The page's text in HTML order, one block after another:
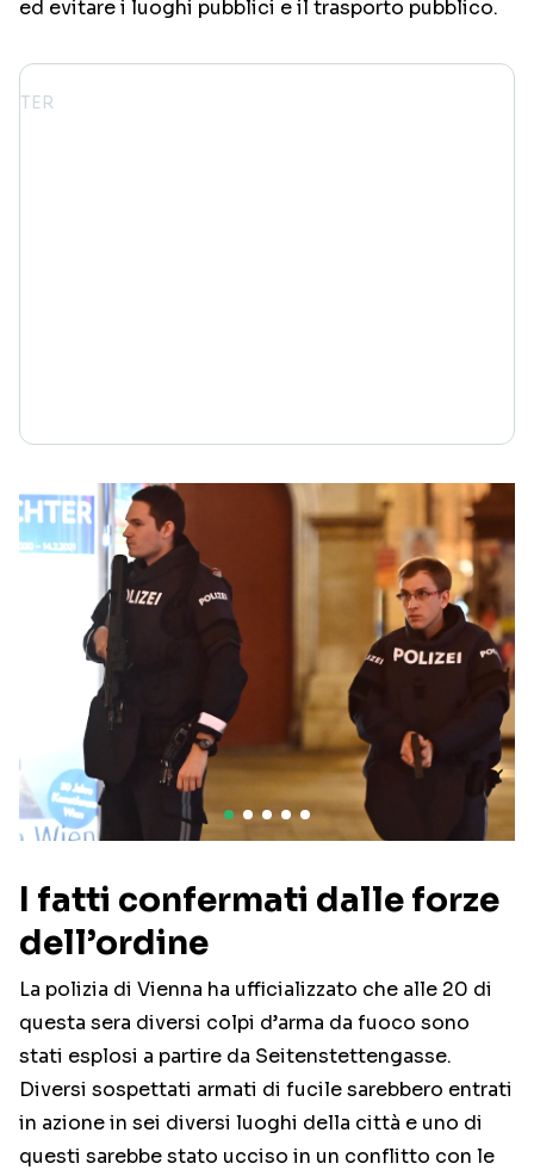
ed evitare i luoghi pubblici e il trasporto pubblico.
I fatti confermati dalle forze
dell’ordine
La polizia di Vienna ha ufficializzato che alle 20 di
questa sera diversi colpi d’arma da fuoco sono
stati esplosi a partire da Seitenstettengasse.
Diversi sospettati armati di fucile sarebbero entrati
in azione in sei diversi luoghi della città e uno di
questi sarebbe stato ucciso in un conflitto con le